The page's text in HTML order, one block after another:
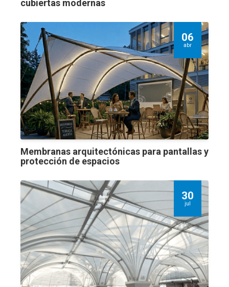
cubiertas modernas
06
abr
Membranas arquitectónicas para pantallas y
protección de espacios
30
jul